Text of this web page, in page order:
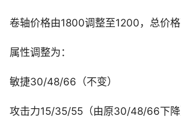
卷轴价格由1800调整至1200，总价
属性调整为：
敏捷30/48/66（不变）
攻击力15/35/55（由原30/48/66下降